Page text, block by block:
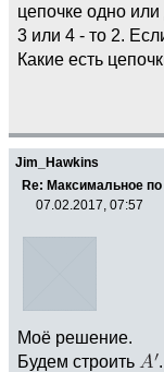
цепочке одно
3 или 4 - то 2.
Какие есть
Jim_Hawkins
Re: Максимальное
07.02.2017, 07:57
Моё решение.
Будем строить
.